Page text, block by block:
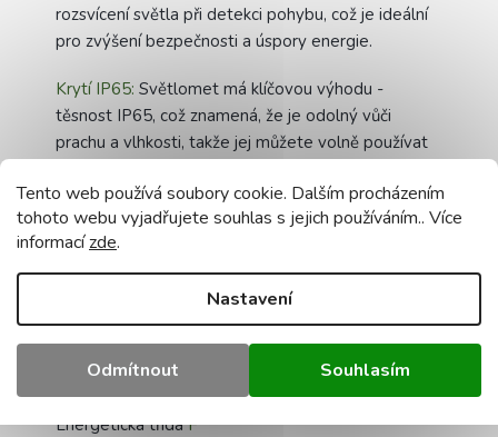
Tento web používá soubory cookie. Dalším procházením
tohoto webu vyjadřujete souhlas s jejich používáním.. Více
informacízde.
Nastavení
Odmítnout Souhlasím
rozsvícení světla při detekci pohybu, což je ideální
pro zvýšení bezpečnosti a úspory energie.
Krytí IP65: Světlomet má klíčovou výhodu -
těsnost IP65, což znamená, že je odolný vůči
prachu a vlhkosti, takže jej můžete volně používat
kde je vyžadováno trvalé osvětlení.
Volitelný pohybový senzor: Náš LED světlomet
nabízí možnost přidat PIR pohybový senzor (není
součástí dodávky), který umožňuje automatické
rozsvícení světla při detekci pohybu, což je ideální
pro zvýšení bezpečnosti a úspory energie.
Technická data:
Energetická třídaF